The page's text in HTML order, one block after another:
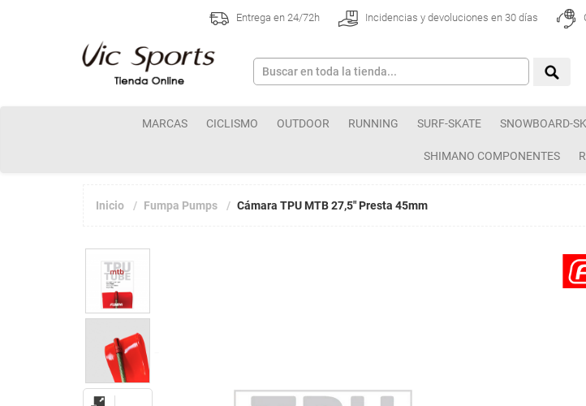
Entrega en 24/72h Incidencias y devoluciones en 30 días
MARCAS CICLISMO OUTDOOR RUNNING SURF-SKATE SNOWBOARD-
SHIMANO COMPONENTES
Inicio Fumpa Pumps Cámara TPU MTB 27,5" Presta 45mm